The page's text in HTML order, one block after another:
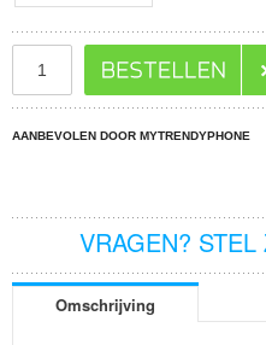
AANBEVOLEN DOOR MYTRENDYPHONE
VRAGEN? STEL
Omschrijving